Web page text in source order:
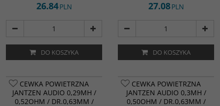
26.84PLN
DO KOSZYKA
27.08PLN
DO KOSZYKA
CEWKA POWIETRZNA
JANTZEN AUDIO 0,29MH /
0,52OHM / DR.0,63MM /
CEWKA POWIETRZNA
JANTZEN AUDIO 0,3MH /
0,50OHM / DR.0,63MM /